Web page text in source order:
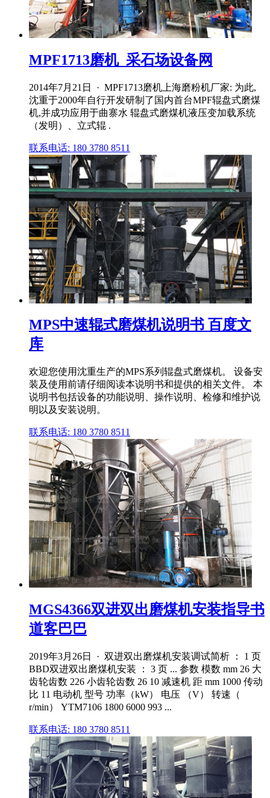
MPF1713磨机_采石场设备网
2014年7月21日 · MPF1713磨机上海磨粉机厂家: 为此,
沈重于2000年自行开发研制了国内首台MPF辊盘式磨煤
机,并成功应用于曲寨水 辊盘式磨煤机液压变加载系统
（发明）、立式辊 .
联系电话: 180 3780 8511
MPS中速辊式磨煤机说明书 百度文
库
欢迎您使用沈重生产的MPS系列辊盘式磨煤机。 设备安
装及使用前请仔细阅读本说明书和提供的相关文件。 本
说明书包括设备的功能说明、操作说明、检修和维护说
明以及安装说明。
联系电话: 180 3780 8511
MGS4366双进双出磨煤机安装指导书
道客巴巴
2019年3月26日 · 双进双出磨煤机安装调试简析 ： 1 页
BBD双进双出磨煤机安装 ： 3 页 ... 参数 模数 mm 26 大
齿轮齿数 226 小齿轮齿数 26 10 减速机 距 mm 1000 传动
比 11 电动机 型号 功率（kW） 电压 （V） 转速（
r/min） YTM7106 1800 6000 993 ...
联系电话: 180 3780 8511